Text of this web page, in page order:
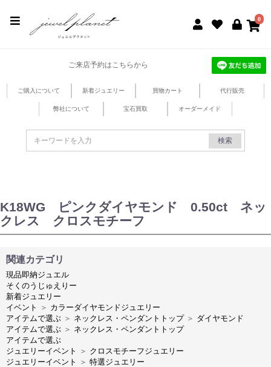
0
ご来店予約はこちらから
ご購入について 新着ジュエリー 買物カート 代行販売
弊社について 宝石買取 オーダーメイド
検索
K18WG ピンクダイヤモンド 0.50ct ネッ
クレス クロスモチーフ
関連カテゴリ
現品即納ジュエル
そくのうじゅえりー
新着ジュエリー
イベント
＞ カラーダイヤモンドジュエリー
アイテムで選ぶ ＞ ネックレス・ペンダントトップ ＞ ダイヤモンド
アイテムで選ぶ ＞ ネックレス・ペンダントトップ
アイテムで選ぶ
ジュエリーイベント
＞ クロスモチーフジュエリー
ジュエリーイベント
＞ 特選ジュエリー